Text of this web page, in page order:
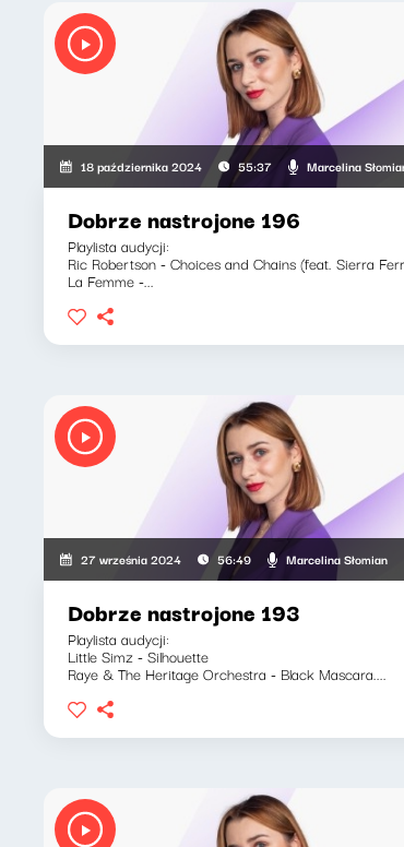
18 października 2024 55:37 Marcelina
Dobrze nastrojone 196
Playlista audycji:
Ric Robertson - Choices and Chains (feat. Sierra
La Femme -...
27 września 2024 56:49 Marcelina Słomian
Dobrze nastrojone 193
Playlista audycji:
Little Simz - Silhouette
Raye & The Heritage Orchestra - Black Mascara....